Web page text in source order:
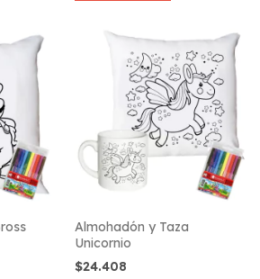
Almohadón y Taza
Unicornio
$24.408